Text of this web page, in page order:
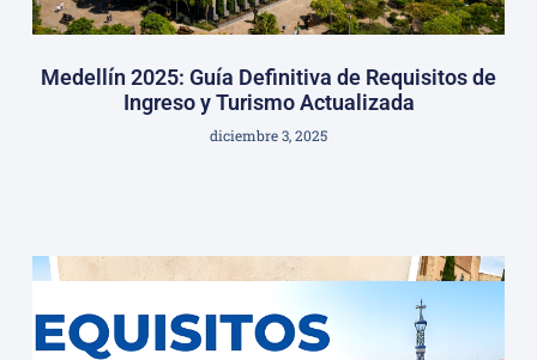
Medellín 2025: Guía Definitiva de Requisitos de
Ingreso y Turismo Actualizada
diciembre 3, 2025